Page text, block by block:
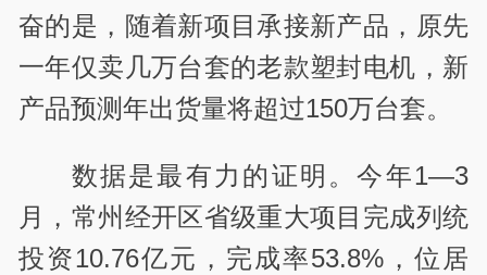
奋的是，随着新项目承接新产品，原先
一年仅卖几万台套的老款塑封电机，新
产品预测年出货量将超过150万台套。
数据是最有力的证明。今年1—3
月，常州经开区省级重大项目完成列统
投资10.76亿元，完成率53.8%，位居